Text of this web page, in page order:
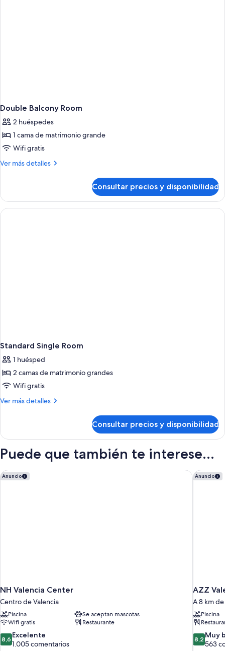
Double Balcony Room
2 huéspedes
1 cama de matrimonio grande
Wifi gratis
Ver más detalles
Más
Balcony
Room
Consultar precios y disponibilidad
Standard Single Room
1 huésped
2 camas de matrimonio grandes
Wifi gratis
Ver más detalles
Más
Single
Consultar precios y disponibilidad
Puede que también te interese...
Anuncio
NH Valencia Center
Centro de Valencia
Piscina
Se aceptan mascotas
Wifi gratis
Restaurante
8.6
sobre
8,6 Excelente
1.005 comentarios
NH Valencia Center Anuncio
AZZ
A 8 km
Piscina
8.2
sobre
8,2 Muy
563
AZZ